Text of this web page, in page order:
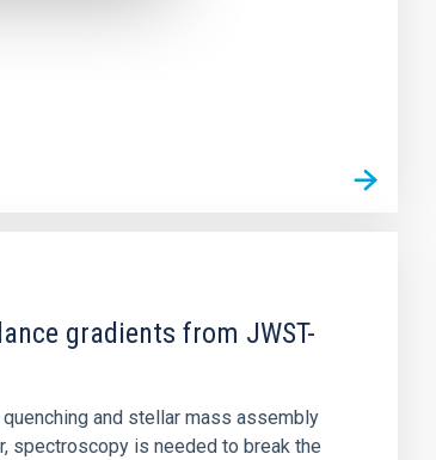
gradients from JWST-
and stellar mass assembly
spectroscopy is needed to break the